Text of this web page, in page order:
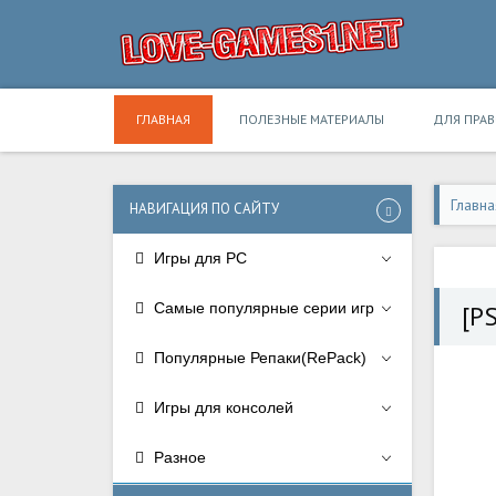
ГЛАВНАЯ ПОЛЕЗНЫЕ МАТЕРИАЛЫ ДЛЯ
НАВИГАЦИЯ ПО САЙТУ
Игры для PC
Самые популярные серии игр
Популярные Репаки(RePack)
Игры для консолей
Разное